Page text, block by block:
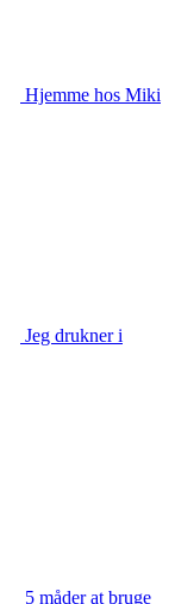
Hjemme hos Miki
Jeg drukner i
5 måder at bruge